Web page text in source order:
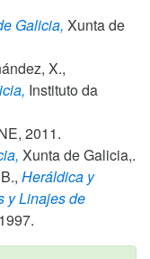
Galicia, Xunta de
X.,
Instituto da
2011.
Xunta de Galicia,.
Heráldica y
y Linajes de
1997.